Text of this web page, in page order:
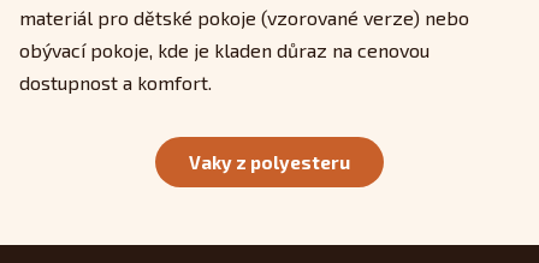
materiál pro dětské pokoje (vzorované verze) nebo
obývací pokoje, kde je kladen důraz na cenovou
dostupnost a komfort.
Vaky z polyesteru